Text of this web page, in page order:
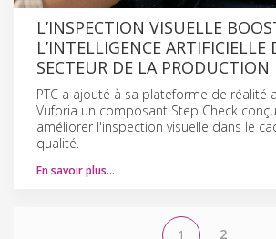
L’INSPECTION VISUELLE
L’INTELLIGENCE ARTIFICIELLE
SECTEUR DE LA PRODUCTION
PTC a ajouté à sa plateforme de réalité
Vuforia un composant Step Check
améliorer l'inspection visuelle dans le
qualité.
En savoir plus…
1 2